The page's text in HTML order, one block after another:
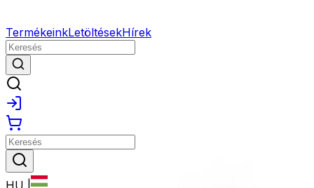
TermékeinkLetöltésekHírek
HU